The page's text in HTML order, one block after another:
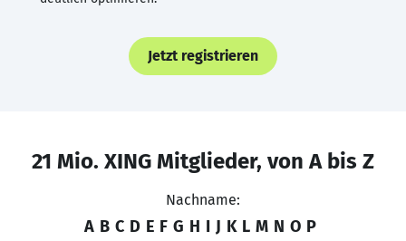
Jetzt registrieren
21 Mio. XING Mitglieder, von A bis Z
Nachname:
A B C D E F G H I J K L M N O P